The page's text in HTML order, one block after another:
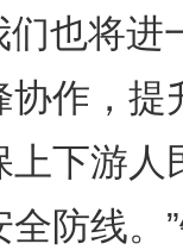
也将进
协作，提
上下游人
防线。